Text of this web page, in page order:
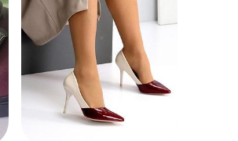
650 грн 2
Туфлі жіночі
і ще 4